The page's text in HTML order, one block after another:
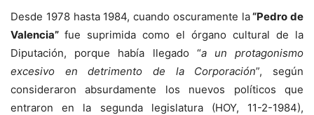
Desde 1978 hasta 1984, cuando oscuramente la“Pedro de
Valencia” fue suprimida como el órgano cultural de la
Diputación, porque había llegado “a un protagonismo
excesivo en detrimento de la
Corporación”, según
consideraron absurdamente los nuevos políticos que
entraron en la segunda legislatura (HOY, 11-2-1984),